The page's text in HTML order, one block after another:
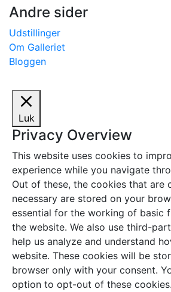
Andre sider
Udstillinger
Om Galleriet
Bloggen
Luk
Privacy Overview
This website uses cookies to
experience while you navigate
Out of these, the cookies that are
necessary are stored on your
essential for the working of basic
the website. We also use third-
help us analyze and understand
website. These cookies will be
browser only with your consent.
option to opt-out of these